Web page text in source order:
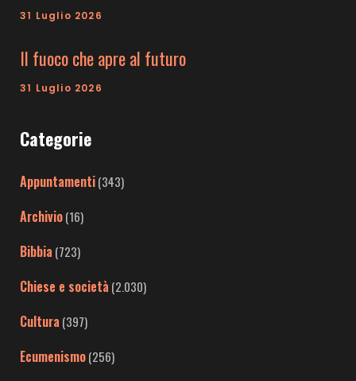
31 Luglio 2026
Il fuoco che apre al futuro
31 Luglio 2026
Categorie
Appuntamenti(343)
Archivio(16)
Bibbia (723)
Chiese e società (2.030)
Cultura (397)
Ecumenismo(256)